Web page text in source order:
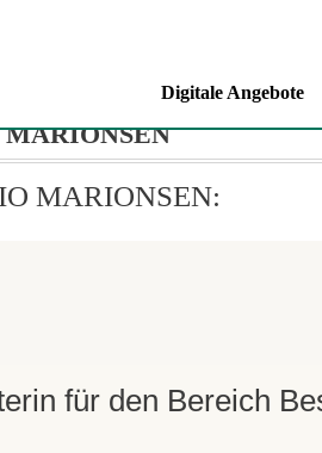
Digitale Angebote
MARIONSEN:
für den Bereich